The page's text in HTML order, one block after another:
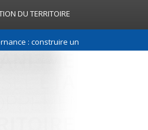
DU TERRITOIRE
: construire une relation de